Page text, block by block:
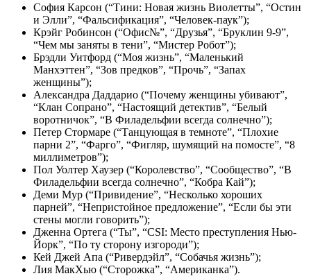
София Карсон (“Тини: Новая жизнь Виолетты”, “Остин
и Элли”, “Фальсификация”, “Человек-паук”);
Крэйг Робинсон (“Офис№”, “Друзья”, “Бруклин 9-9”,
“Чем мы заняты в тени”, “Мистер Робот”);
Брэдли Уитфорд (“Моя жизнь”, “Маленький
Манхэттен”, “Зов предков”, “Прочь”, “Запах
женщины”);
Александра Даддарио (“Почему женщины убивают”,
“Клан Сопрано”, “Настоящий детектив”, “Белый
воротничок”, “В Филадельфии всегда солнечно”);
Петер Стормаре (“Танцующая в темноте”, “Плохие
парни 2”, “Фарго”, “Фигляр, шумящий на помосте”, “8
миллиметров”);
Пол Уолтер Хаузер (“Королевство”, “Сообщество”, “В
Филадельфии всегда солнечно”, “Кобра Кай”);
Деми Мур (“Привидение”, “Несколько хороших
парней”, “Непристойное предложение”, “Если бы эти
стены могли говорить”);
Дженна Ортега (“Ты”, “CSI: Место преступления Нью-
Йорк”, “По ту сторону изгороди”);
Кей Джей Апа (“Ривердэйл”, “Собачья жизнь”);
Лия МакХью (“Сторожка”, “Американка”).